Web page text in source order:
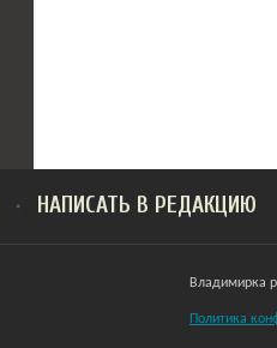
НАПИСАТЬ В РЕДАКЦИЮ
Владимирка
Политика